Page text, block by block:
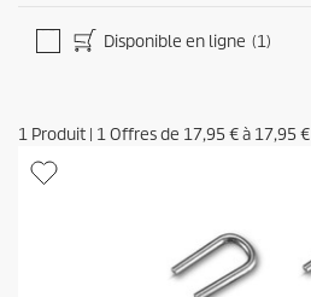
Disponible en ligne (1)
1 Produit | 1Offres de 17,95 €à 17,95 €